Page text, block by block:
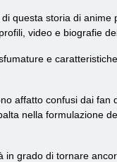
questa storia di
video e biografie
e
affatto confusi dai
nella formulazione
grado di tornare